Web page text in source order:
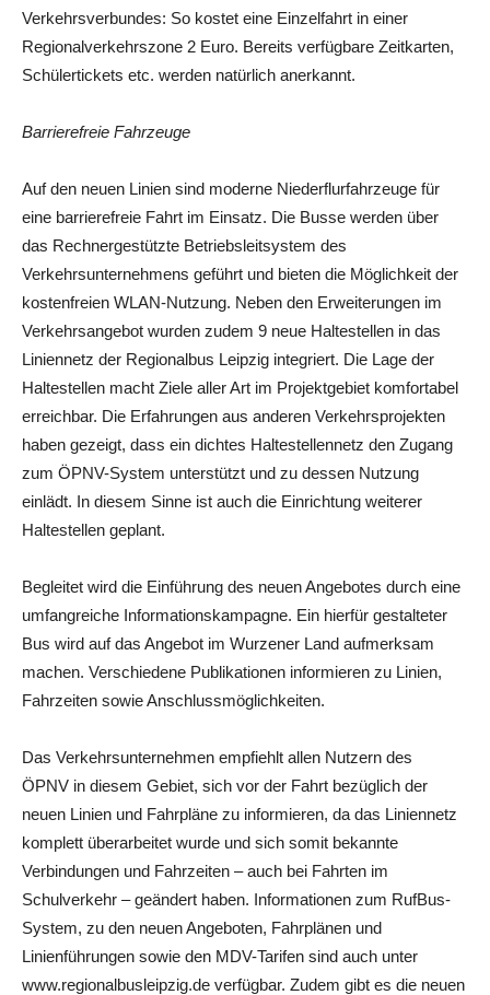
Verkehrsverbundes: So kostet eine Einzelfahrt in einer
Regionalverkehrszone 2 Euro. Bereits verfügbare Zeitkarten,
Schülertickets etc. werden natürlich anerkannt.
Barrierefreie Fahrzeuge
Auf den neuen Linien sind moderne Niederflurfahrzeuge für
eine barrierefreie Fahrt im Einsatz. Die Busse werden über
das Rechnergestützte Betriebsleitsystem des
Verkehrsunternehmens geführt und bieten die Möglichkeit der
kostenfreien WLAN-Nutzung. Neben den Erweiterungen im
Verkehrsangebot wurden zudem 9 neue Haltestellen in das
Liniennetz der Regionalbus Leipzig integriert. Die Lage der
Haltestellen macht Ziele aller Art im Projektgebiet komfortabel
erreichbar. Die Erfahrungen aus anderen Verkehrsprojekten
haben gezeigt, dass ein dichtes Haltestellennetz den Zugang
zum ÖPNV-System unterstützt und zu dessen Nutzung
einlädt. In diesem Sinne ist auch die Einrichtung weiterer
Haltestellen geplant.
Begleitet wird die Einführung des neuen Angebotes durch eine
umfangreiche Informationskampagne. Ein hierfür gestalteter
Bus wird auf das Angebot im Wurzener Land aufmerksam
machen. Verschiedene Publikationen informieren zu Linien,
Fahrzeiten sowie Anschlussmöglichkeiten.
Das Verkehrsunternehmen empfiehlt allen Nutzern des
ÖPNV in diesem Gebiet, sich vor der Fahrt bezüglich der
neuen Linien und Fahrpläne zu informieren, da das Liniennetz
komplett überarbeitet wurde und sich somit bekannte
Verbindungen und Fahrzeiten – auch bei Fahrten im
Schulverkehr – geändert haben. Informationen zum RufBus-
System, zu den neuen Angeboten, Fahrplänen und
Linienführungen sowie den MDV-Tarifen sind auch unter
www.regionalbusleipzig.de verfügbar. Zudem gibt es die neuen